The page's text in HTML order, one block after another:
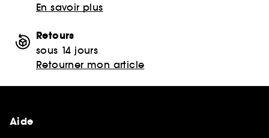
En savoir plus
Retours
sous 14 jours
Retourner mon article
Aide